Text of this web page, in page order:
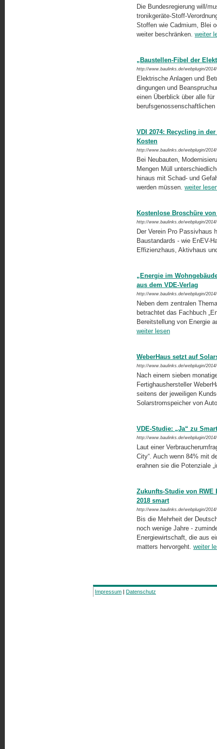
Die Bundesregierung will/
tronikgeräte-Stoff-
Stoffen wie Cadmium, Blei
weiter beschränken. weiter
„Baustellen-Fibel der
http://www.baulinks.de/webplugin/
Elektrische Anlagen und
dingungen und
einen Überblick über alle
VDI 2074: Recycling in
Kosten
http://www.baulinks.de/webplugin/
Bei Neubauten,
Mengen Müll
hinaus mit Schad- und
werden müssen. weiter
Kostenlose Broschüre
http://www.baulinks.de/webplugin/
Der Verein Pro Passivhaus
Baustandards - wie EnEV-
Effizienzhaus, Aktivhaus
„Energie im
aus dem VDE-Verlag
http://www.baulinks.de/webplugin/
Neben dem zentralen
betrachtet das Fachbuch
Bereitstellung von Energie
weiter lesen
WeberHaus setzt auf
http://www.baulinks.de/webplugin/
Nach einem sieben
Fertighaushersteller
seitens der jeweiligen
Solarstromspeicher von
VDE-Studie: „Ja“ zu
http://www.baulinks.de/webplugin/
Laut einer
City“. Auch wenn 84% mit
erahnen sie die Potenziale
Zukunfts-Studie von
2018 smart
http://www.baulinks.de/webplugin/
Bis die Mehrheit der
noch wenige Jahre -
Energiewirtschaft, die aus
matters hervorgeht. weiter
Impressum | Datenschutz